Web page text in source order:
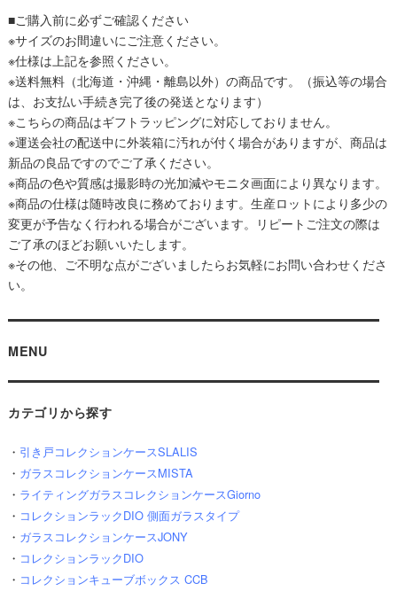
■ご購入前に必ずご確認ください
※サイズのお間違いにご注意ください。
※仕様は上記を参照ください。
※送料無料（北海道・沖縄・離島以外）の商品です。（振込等の場合
は、お支払い手続き完了後の発送となります）
※こちらの商品はギフトラッピングに対応しておりません。
※運送会社の配送中に外装箱に汚れが付く場合がありますが、商品は
新品の良品ですのでご了承ください。
※商品の色や質感は撮影時の光加減やモニタ画面により異なります。
※商品の仕様は随時改良に務めております。生産ロットにより多少の
変更が予告なく行われる場合がございます。リピートご注文の際は
ご了承のほどお願いいたします。
※その他、ご不明な点がございましたらお気軽にお問い合わせくださ
い。
MENU
カテゴリから探す
・ 引き戸コレクションケースSLALIS
・ ガラスコレクションケースMISTA
・ ライティングガラスコレクションケースGiorno
・ コレクションラックDIO 側面ガラスタイプ
・ ガラスコレクションケースJONY
・ コレクションラックDIO
・ コレクションキューブボックス CCB